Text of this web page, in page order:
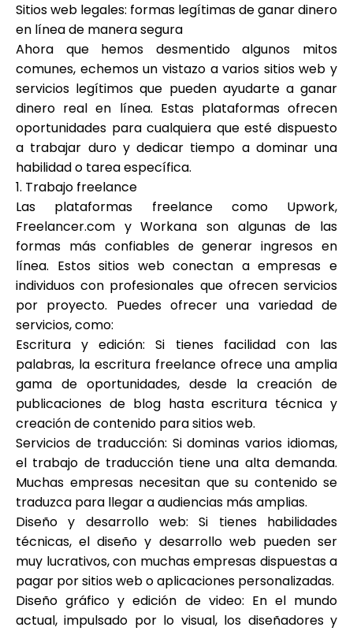
Sitios web legales: formas legítimas de ganar dinero
en línea de manera segura
Ahora que hemos desmentido algunos mitos
comunes, echemos un vistazo a varios sitios web y
servicios legítimos que pueden ayudarte a ganar
dinero real en línea. Estas plataformas ofrecen
oportunidades para cualquiera que esté dispuesto
a trabajar duro y dedicar tiempo a dominar una
habilidad o tarea específica.
1. Trabajo freelance
Las plataformas freelance como Upwork,
Freelancer.com y Workana son algunas de las
formas más confiables de generar ingresos en
línea. Estos sitios web conectan a empresas e
individuos con profesionales que ofrecen servicios
por proyecto. Puedes ofrecer una variedad de
servicios, como:
Escritura y edición: Si tienes facilidad con las
palabras, la escritura freelance ofrece una amplia
gama de oportunidades, desde la creación de
publicaciones de blog hasta escritura técnica y
creación de contenido para sitios web.
Servicios de traducción: Si dominas varios idiomas,
el trabajo de traducción tiene una alta demanda.
Muchas empresas necesitan que su contenido se
traduzca para llegar a audiencias más amplias.
Diseño y desarrollo web: Si tienes habilidades
técnicas, el diseño y desarrollo web pueden ser
muy lucrativos, con muchas empresas dispuestas a
pagar por sitios web o aplicaciones personalizadas.
Diseño gráfico y edición de video: En el mundo
actual, impulsado por lo visual, los diseñadores y